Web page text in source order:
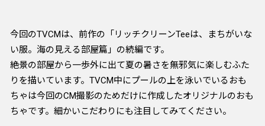
今回のTVCMは、前作の「リッチクリーンTeeは、まちがいな
い服。海の見える部屋篇」の続編です。
絶景の部屋から一歩外に出て夏の暑さを無邪気に楽しむふた
りを描いています。TVCM中にプールの上を泳いでいるおも
ちゃは今回のCM撮影のためだけに作成したオリジナルのおも
ちゃです。細かいこだわりにも注目してみてください。